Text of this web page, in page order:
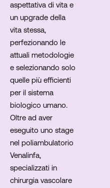
aspettativa di vita e
un upgrade della
vita stessa,
perfezionando le
attuali metodologie
e selezionando solo
quelle più efficienti
per il sistema
biologico umano.
Oltre ad aver
eseguito uno stage
nel poliambulatorio
Venalinfa,
specializzati in
chirurgia vascolare